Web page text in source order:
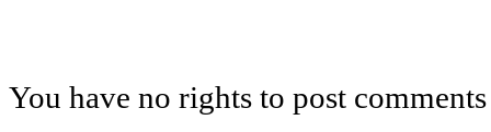
You have no rights to post comments